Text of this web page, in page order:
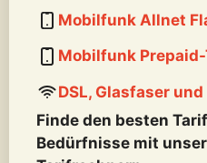
Mobilfunk Allnet
Mobilfunk
DSL, Glasfaser
Finde den besten
Bedürfnisse mit